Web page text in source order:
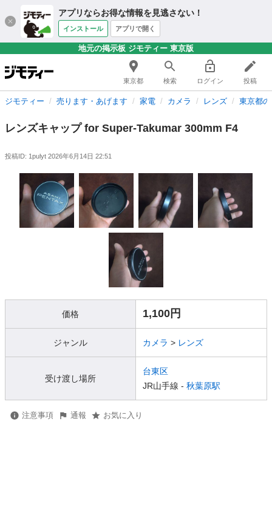
アプリならお得な情報を見逃さない！
インストール アプリで開く
地元の掲示板 ジモティー 東京版
東京都 検索 ログイン 投稿
ジモティー 売ります・あげます 家電 カメラ レンズ 東京都
レンズキャップ for Super-Takumar 300mm F4
投稿ID: 1pulyt 2026年6月14日 22:51
価格 1,100円
ジャンル カメラ > レンズ
受け渡し場所
台東区
JR山手線 - 秋葉原駅
注意事項 通報 お気に入り